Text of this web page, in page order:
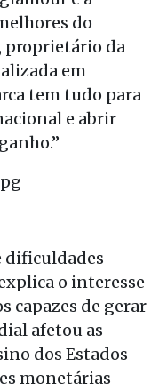
do
proprietário da
em
tem tudo para
e abrir
dificuldades
o interesse
capazes de gerar
afetou as
dos Estados
monetárias